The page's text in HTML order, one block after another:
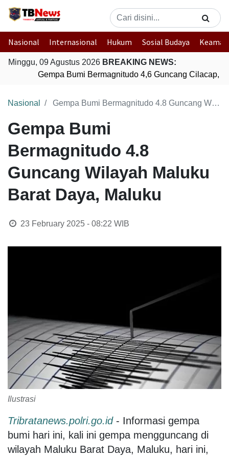
Nasional Internasional Hukum Sosial Budaya
Minggu, 09 Agustus 2026 BREAKING NEWS:
Gempa Bumi Bermagnitudo 4,6 Guncang Cilacap,
Nasional Gempa Bumi Bermagnitudo 4.8 Guncang Wilayah Maluku Barat Daya, Maluku
Gempa Bumi
Bermagnitudo 4.8
Guncang Wilayah Maluku
Barat Daya, Maluku
23 February 2025 - 08:22 WIB
Ilustrasi
Tribratanews.polri.go.id- Informasi gempa
bumi hari ini, kali ini gempa mengguncang di
wilayah Maluku Barat Daya, Maluku, hari ini,